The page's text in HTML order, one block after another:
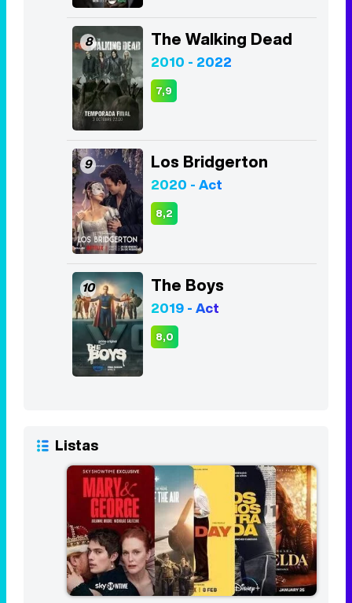
8 The Walking Dead
2010 - 2022
7,9
9 Los Bridgerton
2020 - Act
8,2
10 The Boys
2019 - Act
8,0
Listas